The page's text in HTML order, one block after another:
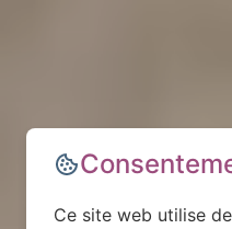
Ce site web utilise